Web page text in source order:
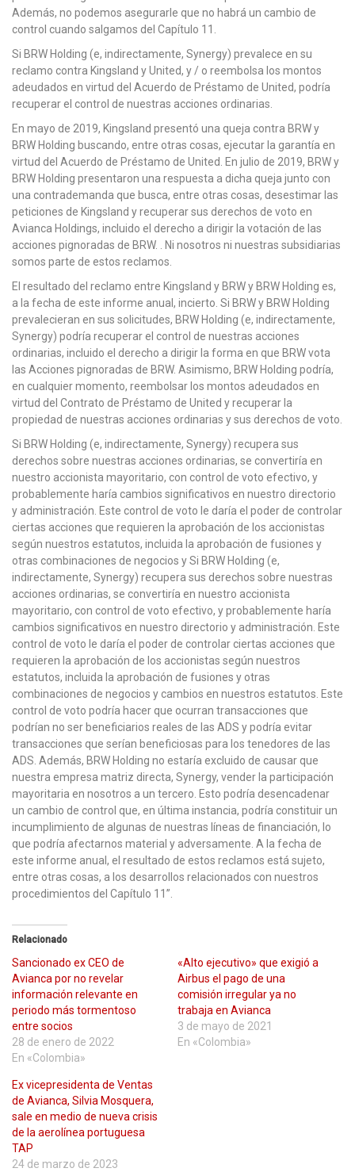
Además, no podemos asegurarle que no habrá un cambio de
control cuando salgamos del Capítulo 11.
Si BRW Holding (e, indirectamente, Synergy) prevalece en su
reclamo contra Kingsland y United, y / o reembolsa los montos
adeudados en virtud del Acuerdo de Préstamo de United, podría
recuperar el control de nuestras acciones ordinarias.
En mayo de 2019, Kingsland presentó una queja contra BRW y
BRW Holding buscando, entre otras cosas, ejecutar la garantía en
virtud del Acuerdo de Préstamo de United. En julio de 2019, BRW y
BRW Holding presentaron una respuesta a dicha queja junto con
una contrademanda que busca, entre otras cosas, desestimar las
peticiones de Kingsland y recuperar sus derechos de voto en
Avianca Holdings, incluido el derecho a dirigir la votación de las
acciones pignoradas de BRW. . Ni nosotros ni nuestras subsidiarias
somos parte de estos reclamos.
El resultado del reclamo entre Kingsland y BRW y BRW Holding es,
a la fecha de este informe anual, incierto. Si BRW y BRW Holding
prevalecieran en sus solicitudes, BRW Holding (e, indirectamente,
Synergy) podría recuperar el control de nuestras acciones
ordinarias, incluido el derecho a dirigir la forma en que BRW vota
las Acciones pignoradas de BRW. Asimismo, BRW Holding podría,
en cualquier momento, reembolsar los montos adeudados en
virtud del Contrato de Préstamo de United y recuperar la
propiedad de nuestras acciones ordinarias y sus derechos de voto.
Si BRW Holding (e, indirectamente, Synergy) recupera sus
derechos sobre nuestras acciones ordinarias, se convertiría en
nuestro accionista mayoritario, con control de voto efectivo, y
probablemente haría cambios significativos en nuestro directorio
y administración. Este control de voto le daría el poder de controlar
ciertas acciones que requieren la aprobación de los accionistas
según nuestros estatutos, incluida la aprobación de fusiones y
otras combinaciones de negocios y Si BRW Holding (e,
indirectamente, Synergy) recupera sus derechos sobre nuestras
acciones ordinarias, se convertiría en nuestro accionista
mayoritario, con control de voto efectivo, y probablemente haría
cambios significativos en nuestro directorio y administración. Este
control de voto le daría el poder de controlar ciertas acciones que
requieren la aprobación de los accionistas según nuestros
estatutos, incluida la aprobación de fusiones y otras
combinaciones de negocios y cambios en nuestros estatutos. Este
control de voto podría hacer que ocurran transacciones que
podrían no ser beneficiarios reales de las ADS y podría evitar
transacciones que serían beneficiosas para los tenedores de las
ADS. Además, BRW Holding no estaría excluido de causar que
nuestra empresa matriz directa, Synergy, vender la participación
mayoritaria en nosotros a un tercero. Esto podría desencadenar
un cambio de control que, en última instancia, podría constituir un
incumplimiento de algunas de nuestras líneas de financiación, lo
que podría afectarnos material y adversamente. A la fecha de
este informe anual, el resultado de estos reclamos está sujeto,
entre otras cosas, a los desarrollos relacionados con nuestros
procedimientos del Capítulo 11”.
Relacionado
Sancionado ex CEO de
Avianca por no revelar
información relevante en
periodo más tormentoso
entre socios
28 de enero de 2022
En «Colombia»
«Alto ejecutivo» que exigió a
Airbus el pago de una
comisión irregular ya no
trabaja en Avianca
3 de mayo de 2021
En «Colombia»
Ex vicepresidenta de Ventas
de Avianca, Silvia Mosquera,
sale en medio de nueva crisis
de la aerolínea portuguesa
TAP
24 de marzo de 2023